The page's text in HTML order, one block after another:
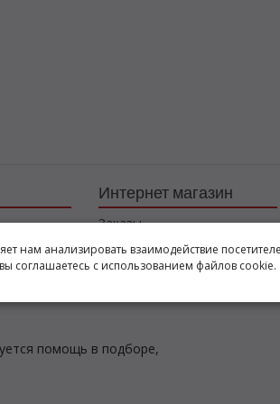
Интернет магазин
Заказы
Корзина
Баланс
помощь в подборе,
нам анализировать взаимодействие
соглашаетесь с использованием файлов cookie.